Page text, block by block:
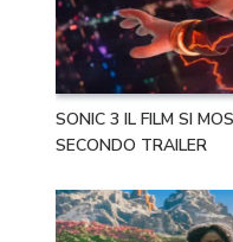
SONIC 3 IL FILM SI
SECONDO TRAILER